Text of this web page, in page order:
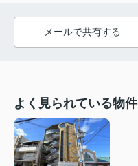
メールで共有する
よく見られている物件